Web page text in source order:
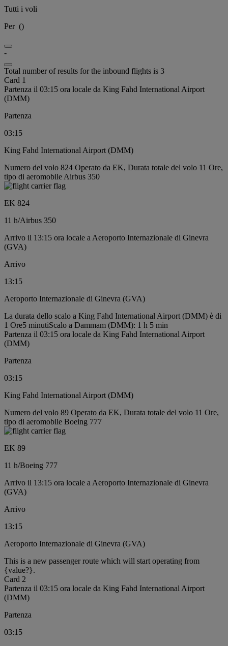
Tutti i voli
Per ()
-
Total number of results for the inbound flights is 3
Card 1
Partenza il 03:15 ora locale da King Fahd International Airport
(DMM)
Partenza
03:15
King Fahd International Airport (DMM)
Numero del volo 824 Operato da EK, Durata totale del volo 11 Ore,
tipo di aeromobile Airbus 350
EK 824
11 h/Airbus 350
Arrivo il 13:15 ora locale a Aeroporto Internazionale di Ginevra
(GVA)
Arrivo
13:15
Aeroporto Internazionale di Ginevra (GVA)
La durata dello scalo a King Fahd International Airport (DMM) è di
1 Ore5 minutiScalo a Dammam (DMM): 1 h 5 min
Partenza il 03:15 ora locale da King Fahd International Airport
(DMM)
Partenza
03:15
King Fahd International Airport (DMM)
Numero del volo 89 Operato da EK, Durata totale del volo 11 Ore,
tipo di aeromobile Boeing 777
EK 89
11 h/Boeing 777
Arrivo il 13:15 ora locale a Aeroporto Internazionale di Ginevra
(GVA)
Arrivo
13:15
Aeroporto Internazionale di Ginevra (GVA)
This is a new passenger route which will start operating from
{value?}.
Card 2
Partenza il 03:15 ora locale da King Fahd International Airport
(DMM)
Partenza
03:15